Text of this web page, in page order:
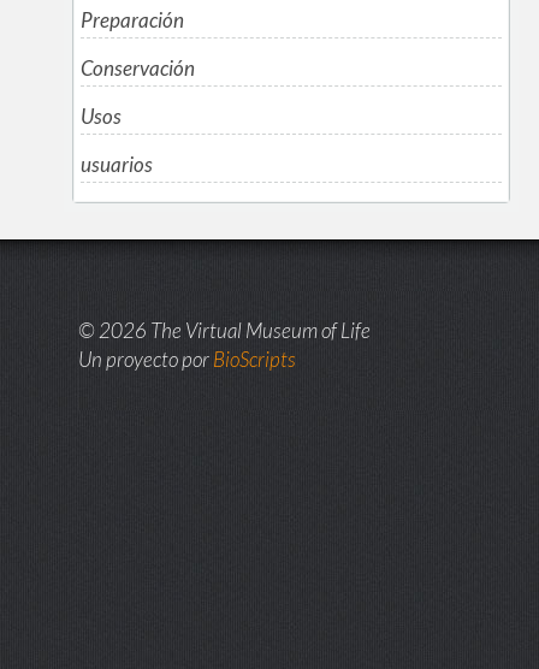
Preparación
Conservación
Usos
usuarios
© 2026 The Virtual Museum of Life
Un proyecto porBioScripts